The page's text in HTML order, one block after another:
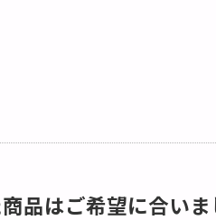
品はご希望に合いま